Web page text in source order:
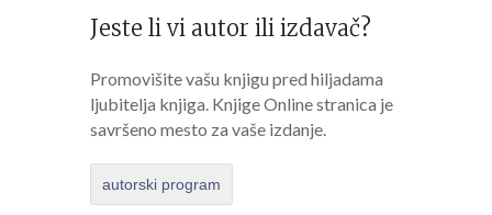
Jeste li vi autor ili izdavač?
Promovišite vašu knjigu pred hiljadama
ljubitelja knjiga. Knjige Online stranica je
savršeno mesto za vaše izdanje.
autorski program